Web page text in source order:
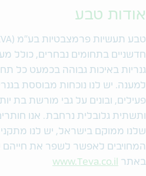
אודות טבע
חדשניים בתחומים נבחרים, כולל
גנריות באיכות גבוהה בכמעט כל
למענה. יש לנו נוכחות מבוססת
ותשתית גלובלית נרחבת. אנו
המחויבים לאפשר לשפר את חייהם
באתר
www.Teva.co.il